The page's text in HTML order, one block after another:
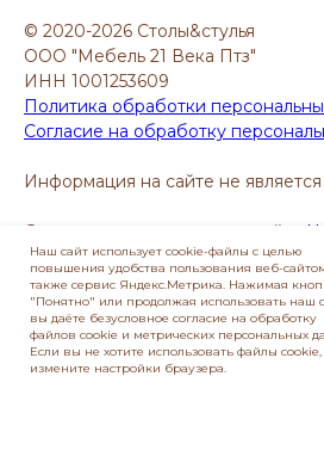
© 2020-2026 Столы&стулья
ООО "Мебель 21 Века Птз"
ИНН 1001253609
Политика обработки
Согласие на обработку
Информация на сайте не
Создание и продвижение сайта
Наш сайт использует cookie-файлы с целью
повышения удобства пользования веб-
также сервис Яндекс.Метрика. Нажимая
"Понятно" или продолжая использовать наш
вы даёте безусловное согласие на обработку
файлов cookie и метрических персональных
Если вы не хотите использовать файлы cookie,
измените настройки браузера.
Главная Каталог